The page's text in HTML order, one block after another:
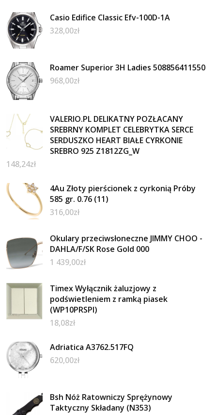
Casio Edifice Classic Efv-100D-1A
328,00zł
Roamer Superior 3H Ladies 508856411550
968,00zł
VALERIO.PL DELIKATNY POZŁACANY
SREBRNY KOMPLET CELEBRYTKA SERCE
SERDUSZKO HEART BIAŁE CYRKONIE
SREBRO 925 Z1812ZG_W
148,24zł
4Au Złoty pierścionek z cyrkonią Próby
585 gr. 0.76 (11)
316,00zł
Okulary przeciwsłoneczne JIMMY CHOO -
DAHLA/F/SK Rose Gold 000
1 439,00zł
Timex Wyłącznik żaluzjowy z
podświetleniem z ramką piasek
(WP10PRSPI)
18,08zł
Adriatica A3762.517FQ
620,00zł
Bsh Nóż Ratowniczy Sprężynowy
Taktyczny Składany (N353)